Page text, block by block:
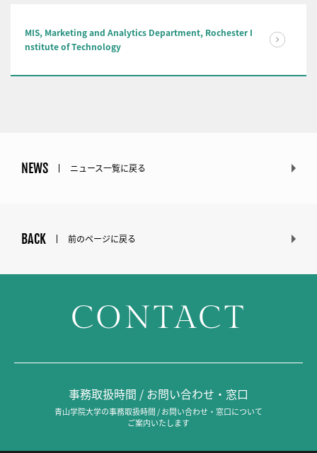
MIS, Marketing and Analytics Department, Rochester I
nstitute of Technology
NEWS ニュース一覧に戻る
BACK 前のページに戻る
CONTACT
事務取扱時間 / お問い合わせ・窓口
青山学院大学の事務取扱時間 / お問い合わせ・窓口について
ご案内いたします